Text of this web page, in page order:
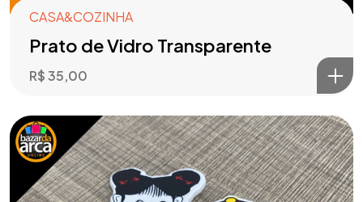
CASA&COZINHA
Prato de Vidro Transparente
R$35,00